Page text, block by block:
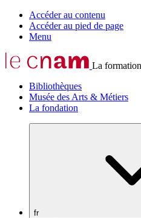
Accéder au contenu
Accéder au pied de page
Menu
La
Bibliothèques
Musée des Arts & Métiers
La fondation
fr